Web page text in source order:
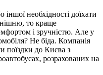
необхідності доїхати
то краще
і зручністю. Але у
Не біда. Компанія
поїздки до Києва з
розрахованих на